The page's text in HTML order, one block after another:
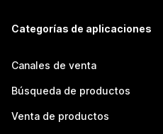
Categorías de aplicaciones
Canales de venta
Búsqueda de productos
Venta de productos